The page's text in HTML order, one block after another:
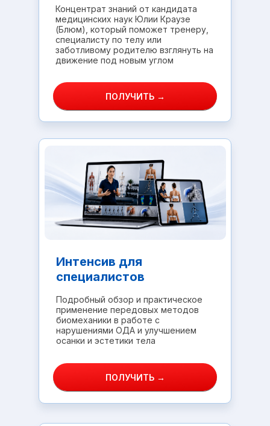
Концентрат знаний от кандидата
медицинских наук Юлии Краузе
(Блюм), который поможет тренеру,
специалисту по телу или
заботливому родителю взглянуть на
движение под новым углом
Интенсив для
специалистов
Подробный обзор и практическое
применение передовых методов
биомеханики в работе с
нарушениями ОДА и улучшением
осанки и эстетики тела
ПОЛУЧИТЬ →
ПОЛУЧИТЬ →